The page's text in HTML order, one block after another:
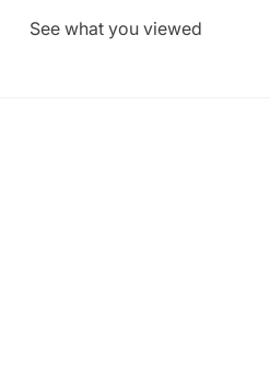
See what you viewed